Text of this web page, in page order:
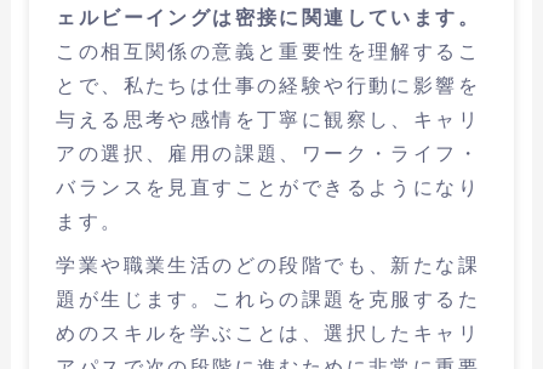
ェルビーイングは密接に関連しています。
この相互関係の意義と重要性を理解するこ
とで、私たちは仕事の経験や行動に影響を
与える思考や感情を丁寧に観察し、キャリ
アの選択、雇用の課題、ワーク・ライフ・
バランスを見直すことができるようになり
ます。
学業や職業生活のどの段階でも、新たな課
題が生じます。これらの課題を克服するた
めのスキルを学ぶことは、選択したキャリ